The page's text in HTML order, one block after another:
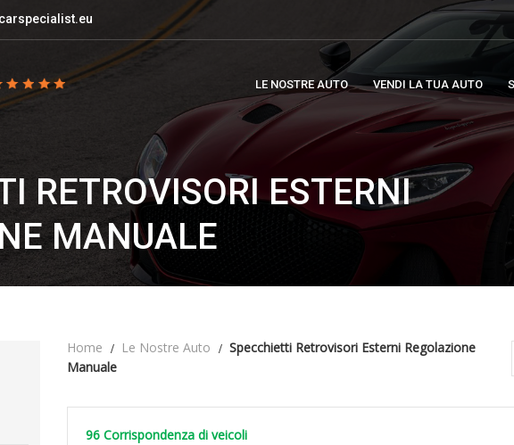
LE NOSTRE AUTO VENDI LA TUA AUTO
RETROVISORI ESTERNI
MANUALE
Home Le Nostre Auto
Specchietti Retrovisori Esterni Regolazione
Manuale
96 Corrispondenza di veicoli